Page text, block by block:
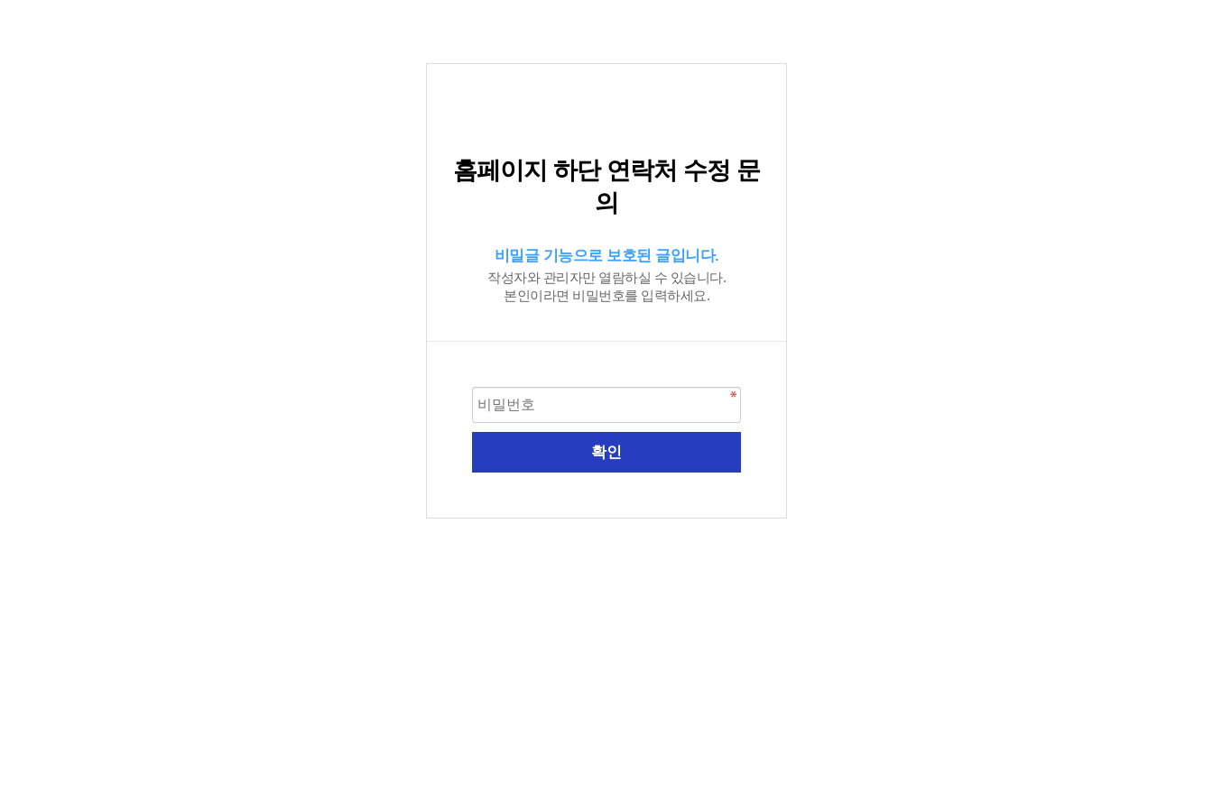
홈페이지 하단 연락처 수정 문
의
비밀글 기능으로 보호된 글입니다.
작성자와 관리자만 열람하실 수 있습니다.
본인이라면 비밀번호를 입력하세요.